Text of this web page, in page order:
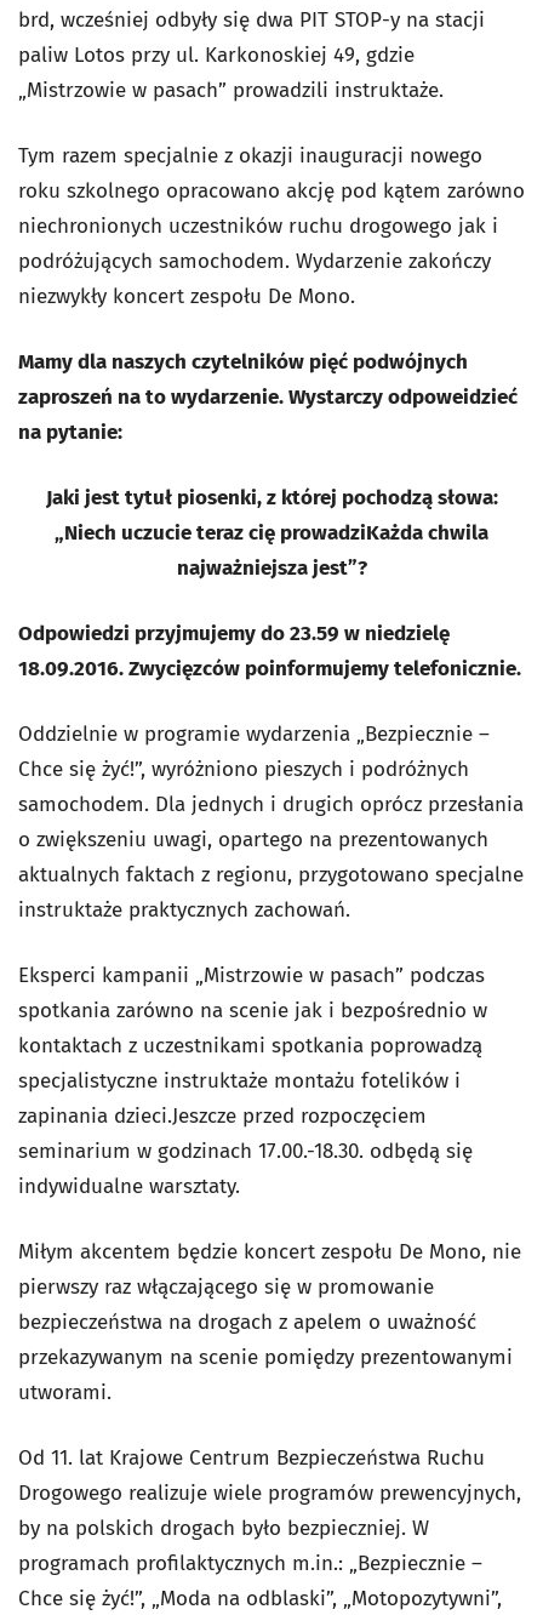
brd, wcześniej odbyły się dwa PIT STOP-y na stacji
paliw Lotos przy ul. Karkonoskiej 49, gdzie
„Mistrzowie w pasach” prowadzili instruktaże.
Tym razem specjalnie z okazji inauguracji nowego
roku szkolnego opracowano akcję pod kątem zarówno
niechronionych uczestników ruchu drogowego jak i
podróżujących samochodem. Wydarzenie zakończy
niezwykły koncert zespołu De Mono.
Mamy dla naszych czytelników pięć podwójnych
zaproszeń na to wydarzenie.Wystarczy odpoweidzieć
na pytanie:
Jaki jest tytuł piosenki, z której pochodzą słowa:
„Niech uczucie teraz cię prowadziKażda chwila
najważniejsza jest”?
Odpowiedzi przyjmujemy do 23.59 w niedzielę
18.09.2016. Zwycięzców poinformujemy telefonicznie.
Oddzielnie w programie wydarzenia „Bezpiecznie –
Chce się żyć!”, wyróżniono pieszych i podróżnych
samochodem. Dla jednych i drugich oprócz przesłania
o zwiększeniu uwagi, opartego na prezentowanych
aktualnych faktach z regionu, przygotowano specjalne
instruktaże praktycznych zachowań.
Eksperci kampanii „Mistrzowie w pasach” podczas
spotkania zarówno na scenie jak i bezpośrednio w
kontaktach z uczestnikami spotkania poprowadzą
specjalistyczne instruktaże montażu fotelików i
zapinania dzieci.Jeszcze przed rozpoczęciem
seminarium w godzinach 17.00.-18.30. odbędą się
indywidualne warsztaty.
Miłym akcentem będzie koncert zespołu De Mono, nie
pierwszy raz włączającego się w promowanie
bezpieczeństwa na drogach z apelem o uważność
przekazywanym na scenie pomiędzy prezentowanymi
utworami.
Od 11. lat Krajowe Centrum Bezpieczeństwa Ruchu
Drogowego realizuje wiele programów prewencyjnych,
by na polskich drogach było bezpieczniej. W
programach profilaktycznych m.in.: „Bezpiecznie –
Chce się żyć!”, „Moda na odblaski”, „Motopozytywni”,